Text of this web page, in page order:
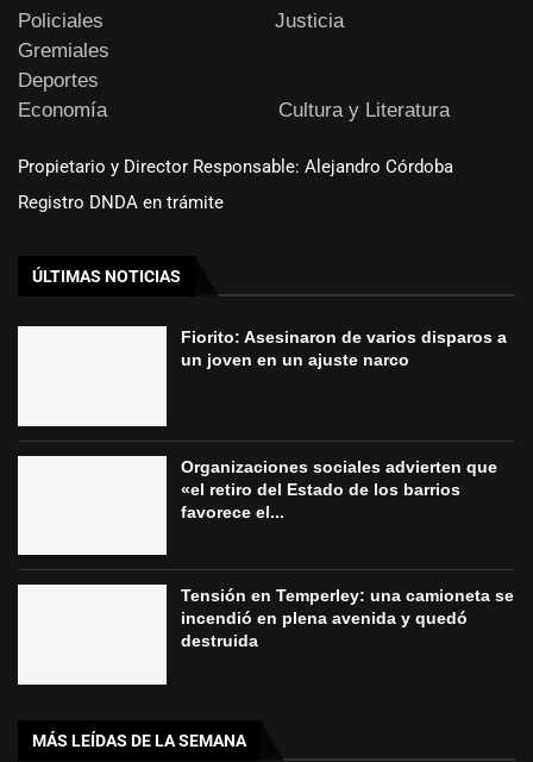
Policiales
Justicia
Gremiales
Deportes
Economía
Cultura y Literatura
Propietario y Director Responsable: Alejandro Córdoba
Registro DNDA en trámite
ÚLTIMAS NOTICIAS
Fiorito: Asesinaron de varios disparos a
un joven en un ajuste narco
Organizaciones sociales advierten que
«el retiro del Estado de los barrios
favorece el...
Tensión en Temperley: una camioneta se
incendió en plena avenida y quedó
destruida
MÁS LEÍDAS DE LA SEMANA